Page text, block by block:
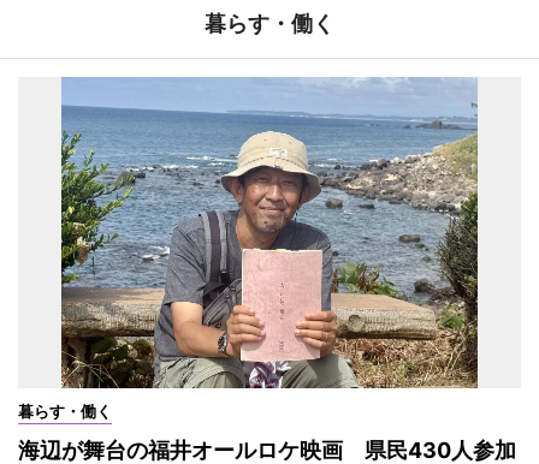
暮らす・働く
暮らす・働く
海辺が舞台の福井オールロケ映画 県民430人参加